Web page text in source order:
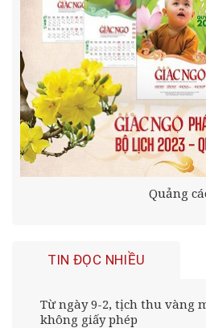
Quảng
TIN ĐỌC NHIỀU
Từ ngày 9-2, tịch thu vàng
không giấy phép